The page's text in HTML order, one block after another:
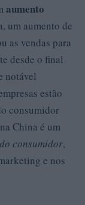
aumento
um aumento de
as vendas para
desde o final
notável
estão
consumidor
China é um
consumidor,
e nos